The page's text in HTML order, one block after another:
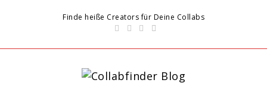
Finde heiße Creators für Deine Collabs